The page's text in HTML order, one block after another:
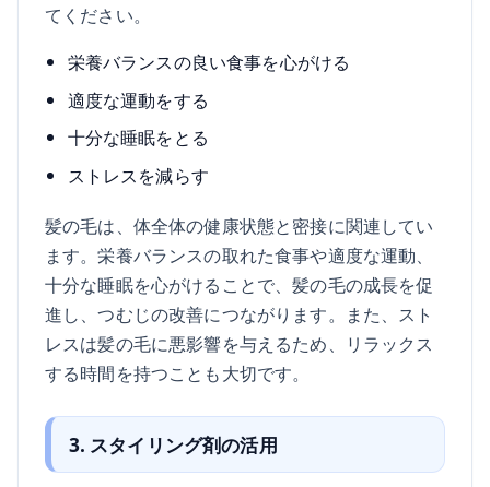
てください。
栄養バランスの良い食事を心がける
適度な運動をする
十分な睡眠をとる
ストレスを減らす
髪の毛は、体全体の健康状態と密接に関連してい
ます。栄養バランスの取れた食事や適度な運動、
十分な睡眠を心がけることで、髪の毛の成長を促
進し、つむじの改善につながります。また、スト
レスは髪の毛に悪影響を与えるため、リラックス
する時間を持つことも大切です。
3. スタイリング剤の活用